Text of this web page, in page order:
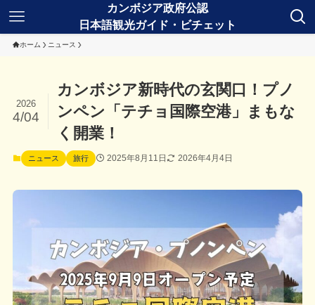
ホーム ニュース
カンボジア新時代の玄関口！プノ
ンペン「テチョ国際空港」まもな
く開業！
2026
4/04
ニュース 旅行 2025年8月11日 2026年4月4日